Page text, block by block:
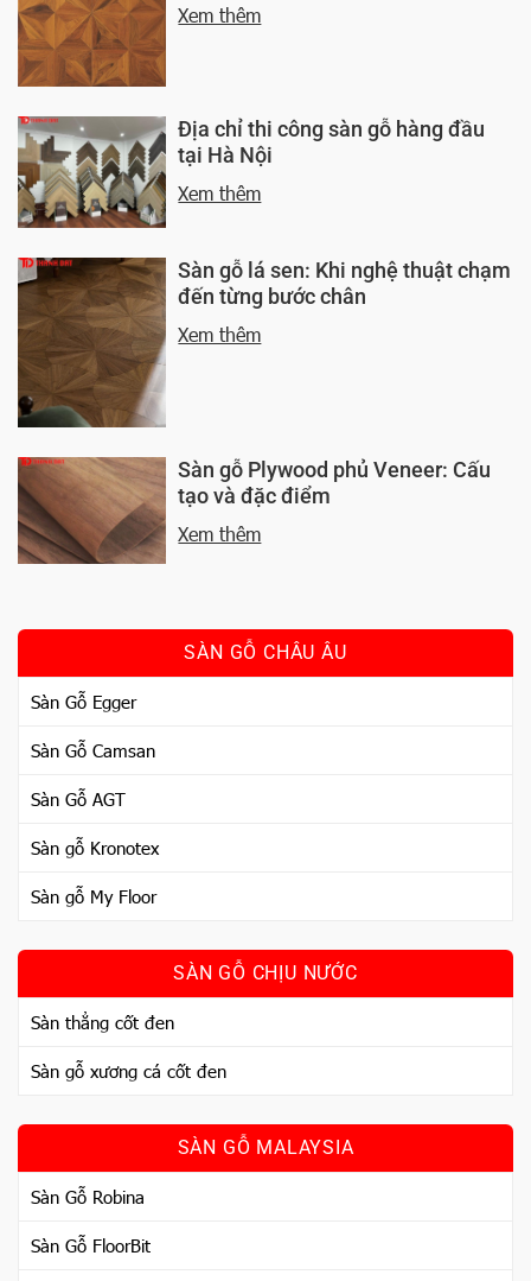
Xem thêm
Địa chỉ thi công sàn gỗ hàng đầu
tại Hà Nội
Xem thêm
Sàn gỗ lá sen: Khi nghệ thuật chạm
đến từng bước chân
Xem thêm
Sàn gỗ Plywood phủ Veneer: Cấu
tạo và đặc điểm
Xem thêm
SÀN GỖ CHÂU ÂU
Sàn Gỗ Egger
Sàn Gỗ Camsan
Sàn Gỗ AGT
Sàn gỗ Kronotex
Sàn gỗ My Floor
SÀN GỖ CHỊU NƯỚC
Sàn thẳng cốt đen
Sàn gỗ xương cá cốt đen
SÀN GỖ MALAYSIA
Sàn Gỗ Robina
Sàn Gỗ FloorBit